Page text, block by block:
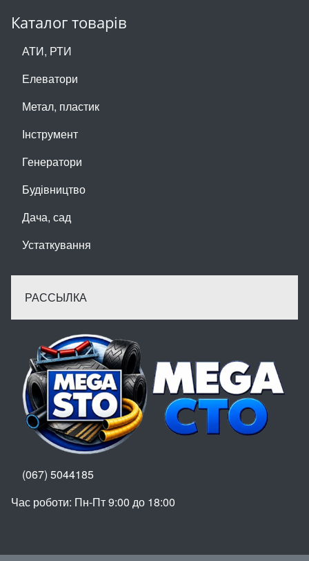
Каталог товарів
АТИ, РТИ
Елеватори
Метал, пластик
Інструмент
Генератори
Будівництво
Дача, сад
Устаткування
РАССЫЛКА
(067) 5044185
Час роботи: Пн-Пт 9:00 до 18:00